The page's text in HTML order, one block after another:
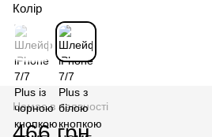
Колір
Немає в наявності